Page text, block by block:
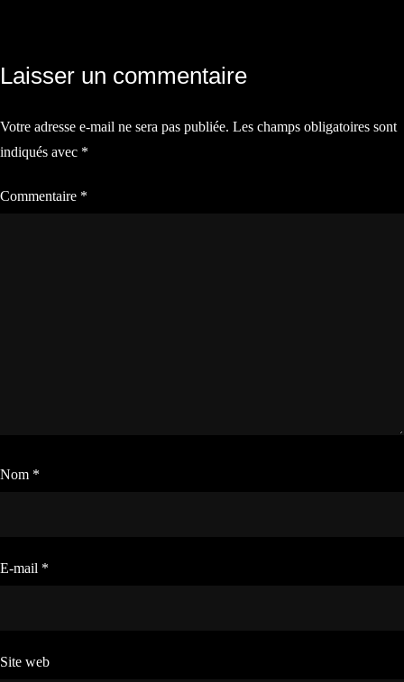
l’article
Laisser un commentaire
Votre adresse e-mail ne sera pas publiée. Les champs obligatoires sont
indiqués avec *
Commentaire *
Nom *
E-mail *
Site web